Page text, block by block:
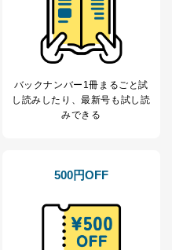
グインしていただくこと
いただくことが出来ま
けない方、その他の方に
ださい。 また、ご登録い
村などの名称および郵便
クレジットカードの有効
求を行う上で支障がある
当社が登録情報を変更さ
に際して提出していただ
バックナンバー1冊まるごと試
し読み したり、最新号も試し読
みできる
500円OFF